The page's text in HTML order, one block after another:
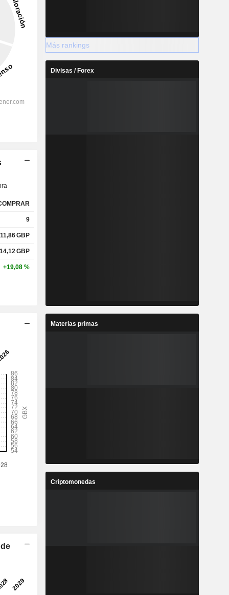
9
11,86GBP
14,12GBP
+19,08 %
Más rankings
Divisas / Forex
Materias primas
Criptomonedas